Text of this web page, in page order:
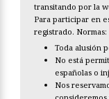
transitando por la
Para participar en
registrado. Normas:
Toda alusión
No está
españolas o
Nos